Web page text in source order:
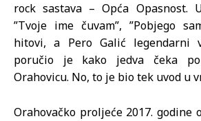
rock sastava – Opća Opasnost.
”Tvoje ime čuvam”, ”Pobjego
hitovi, a Pero Galić legendarni
poručio je kako jedva čeka
Orahovicu. No, to je bio tek uvod u
Orahovačko proljeće 2017. godine